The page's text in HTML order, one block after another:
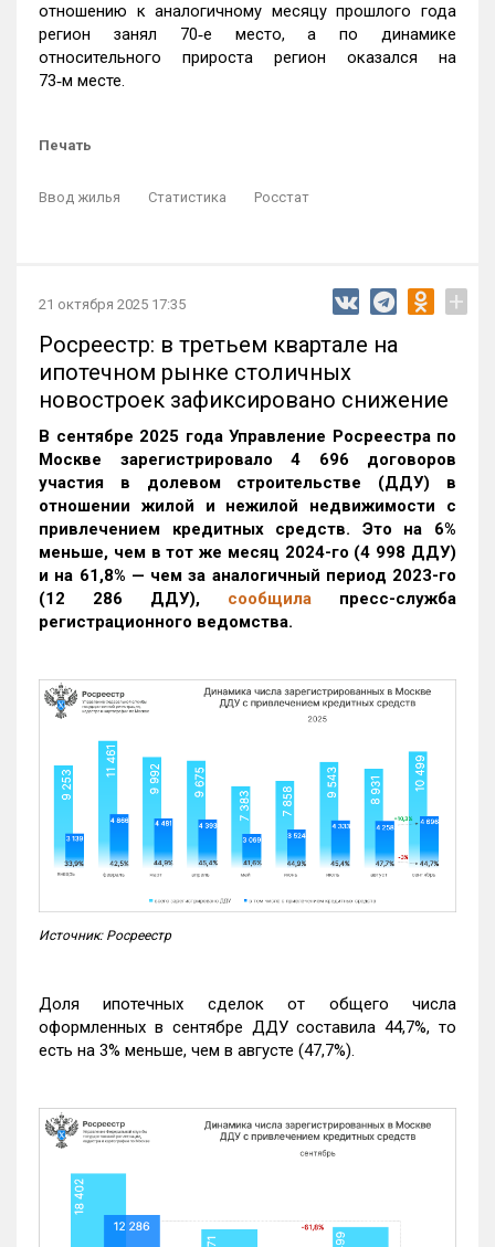
отношению к аналогичному месяцу прошлого года
регион занял 70‑е место, а по динамике
относительного прироста регион оказался на
73‑м месте.
Печать
Ввод жилья Статистика Росстат
21 октября 2025 17:35 +
Росреестр: в третьем квартале на
ипотечном рынке столичных
новостроек зафиксировано снижение
В сентябре 2025 года Управление Росреестра по
Москве зарегистрировало 4 696 договоров
участия в долевом строительстве (ДДУ) в
отношении жилой и нежилой недвижимости с
привлечением кредитных средств. Это на 6%
меньше, чем в тот же месяц 2024-го (4 998 ДДУ)
и на 61,8% — чем за аналогичный период 2023-го
(12 286 ДДУ), сообщила пресс-служба
регистрационного ведомства.
Источник: Росреестр
Доля ипотечных сделок от общего числа
оформленных в сентябре ДДУ составила 44,7%, то
есть на 3% меньше, чем в августе (47,7%).